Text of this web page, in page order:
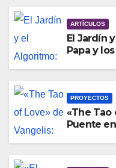
ARTÍCULOS
El Jardín
Papa y
PROYECTOS
«The Tao
Puente